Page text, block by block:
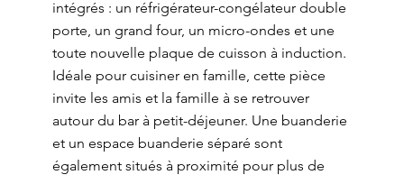
intégrés : un réfrigérateur-congélateur double
porte, un grand four, un micro-ondes et une
toute nouvelle plaque de cuisson à induction.
Idéale pour cuisiner en famille, cette pièce
invite les amis et la famille à se retrouver
autour du bar à petit-déjeuner. Une buanderie
et un espace buanderie séparé sont
également situés à proximité pour plus de